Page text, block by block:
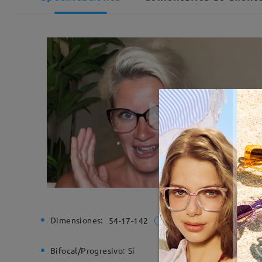
Dimensiones: 54-17-142 Ancho
Bifocal/Progresivo: Sí Bisagra